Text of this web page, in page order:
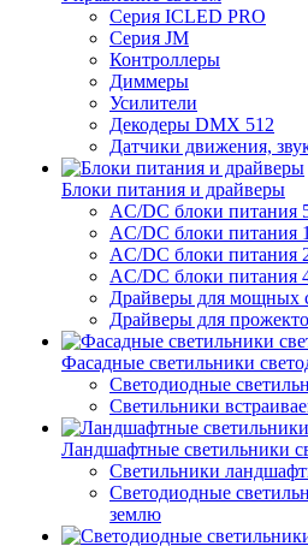
Серия ICLED PRO
Серия JM
Контроллеры
Диммеры
Усилители
Декодеры DMX 512
Датчики движения,
Блоки питания и драйверы
AC/DC блоки питания
AC/DC блоки питания
AC/DC блоки питания
AC/DC блоки питания
Драйверы для мощных
Драйверы для
Фасадные светильники
Светодиодные
Светильники
Ландшафтные светильники
Светильники
Светодиодные
землю